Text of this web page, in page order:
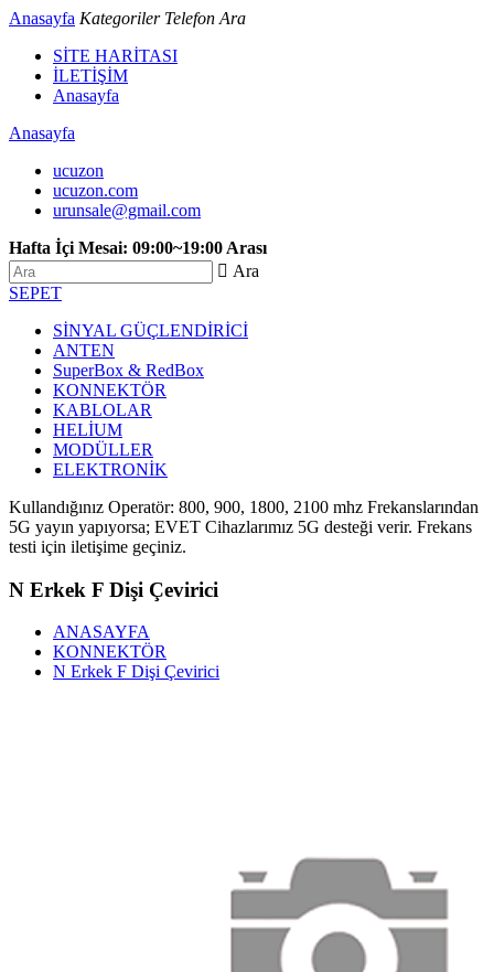
Anasayfa Kategoriler Telefon Ara
SİTE HARİTASI
İLETİŞİM
Anasayfa
Anasayfa
ucuzon
ucuzon.com
urunsale@gmail.com
Hafta İçi Mesai: 09:00~19:00 Arası
 Ara
SEPET
SİNYAL GÜÇLENDİRİCİ
ANTEN
SuperBox & RedBox
KONNEKTÖR
KABLOLAR
HELİUM
MODÜLLER
ELEKTRONİK
Kullandığınız Operatör: 800, 900, 1800, 2100 mhz Frekanslarından
5G yayın yapıyorsa; EVET Cihazlarımız 5G desteği verir. Frekans
testi için iletişime geçiniz.
N Erkek F Dişi Çevirici
ANASAYFA
KONNEKTÖR
N Erkek F Dişi Çevirici